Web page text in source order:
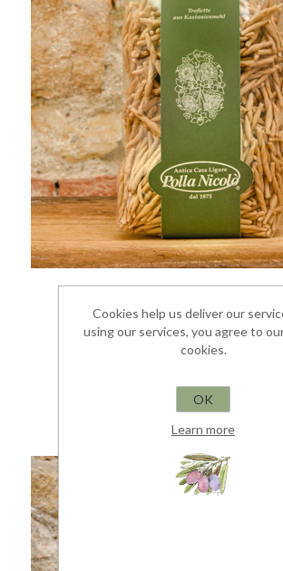
РЕМЕСЛЕННАЯ ПАСТА
Cookies help us deliver our
using our services, you agree to
cookies.
OK
Learn more